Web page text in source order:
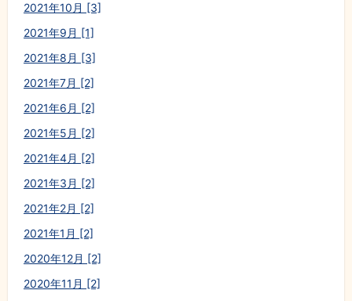
2021年10月 [3]
2021年9月 [1]
2021年8月 [3]
2021年7月 [2]
2021年6月 [2]
2021年5月 [2]
2021年4月 [2]
2021年3月 [2]
2021年2月 [2]
2021年1月 [2]
2020年12月 [2]
2020年11月 [2]